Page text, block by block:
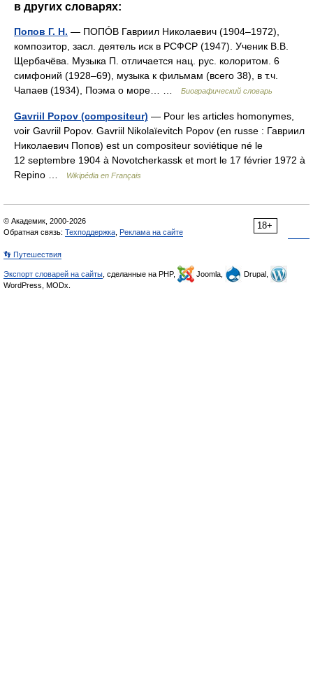
в других словарях:
Попов Г. Н. — ПОПÓВ Гавриил Николаевич (1904–1972),
композитор, засл. деятель иск в РСФСР (1947). Ученик В.В.
Щербачёва. Музыка П. отличается нац. рус. колоритом. 6
симфоний (1928–69), музыка к фильмам (всего 38), в т.ч.
Чапаев (1934), Поэма о море… …
Биографический словарь
Gavriil Popov (compositeur) — Pour les articles homonymes,
voir Gavriil Popov. Gavriil Nikolaïevitch Popov (en russe : Гавриил
Николаевич Попoв) est un compositeur soviétique né le
12 septembre 1904 à Novotcherkassk et mort le 17 février 1972 à
Repino …
Wikipédia en Français
18+
© Академик, 2000-2026
Обратная связь: Техподдержка Реклама на сайте
👣 Путешествия
Экспорт словарей на сайты , сделанные на PHP, Joomla,
Drupal,
WordPress, MODx.